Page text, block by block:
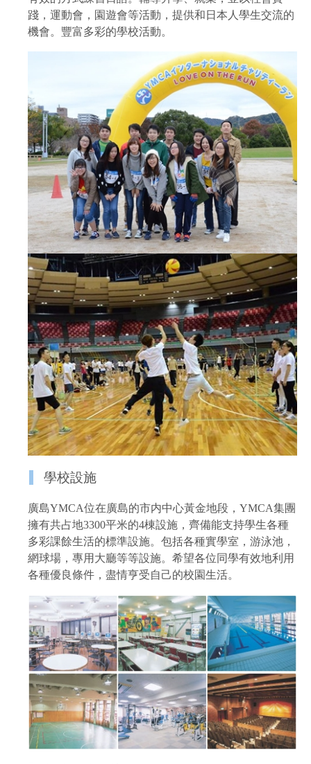
踐，運動會，園遊會等活動，提供和日本人學生交流的
機會。豐富多彩的學校活動。
學校設施
廣島YMCA位在廣島的市内中心黃金地段，YMCA集團
擁有共占地3300平米的4棟設施，齊備能支持學生各種
多彩課餘生活的標準設施。包括各種實學室，游泳池，
網球場，專用大廳等等設施。希望各位同學有效地利用
各種優良條件，盡情亨受自己的校園生活。